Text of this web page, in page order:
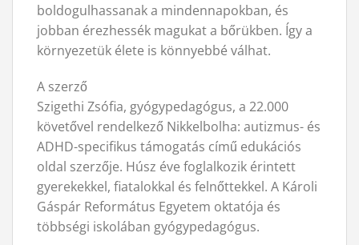
boldogulhassanak a mindennapokban, és
jobban érezhessék magukat a bőrükben. Így a
környezetük élete is könnyebbé válhat.
A szerző
Szigethi Zsófia, gyógypedagógus, a 22.000
követővel rendelkező Nikkelbolha: autizmus- és
ADHD-specifikus támogatás című edukációs
oldal szerzője. Húsz éve foglalkozik érintett
gyerekekkel, fiatalokkal és felnőttekkel. A Károli
Gáspár Református Egyetem oktatója és
többségi iskolában gyógypedagógus.